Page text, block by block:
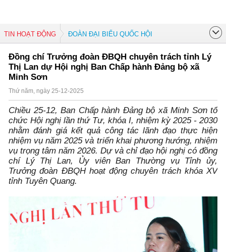
TIN HOẠT ĐỘNG ĐOÀN ĐẠI BIỂU QUỐC HỘI
Đồng chí Trưởng đoàn ĐBQH chuyên trách tỉnh Lý
Thị Lan dự Hội nghị Ban Chấp hành Đảng bộ xã
Minh Sơn
Thứ năm, ngày 25-12-2025
Chiều 25-12, Ban Chấp hành Đảng bộ xã Minh Sơn tổ
chức Hội nghị lần thứ Tư, khóa I, nhiệm kỳ 2025 - 2030
nhằm đánh giá kết quả công tác lãnh đạo thực hiện
nhiệm vụ năm 2025 và triển khai phương hướng, nhiệm
vụ trọng tâm năm 2026. Dự và chỉ đạo hội nghị có đồng
chí Lý Thị Lan, Ủy viên Ban Thường vụ Tỉnh ủy,
Trưởng đoàn ĐBQH hoạt động chuyên trách khóa XV
tỉnh Tuyên Quang.